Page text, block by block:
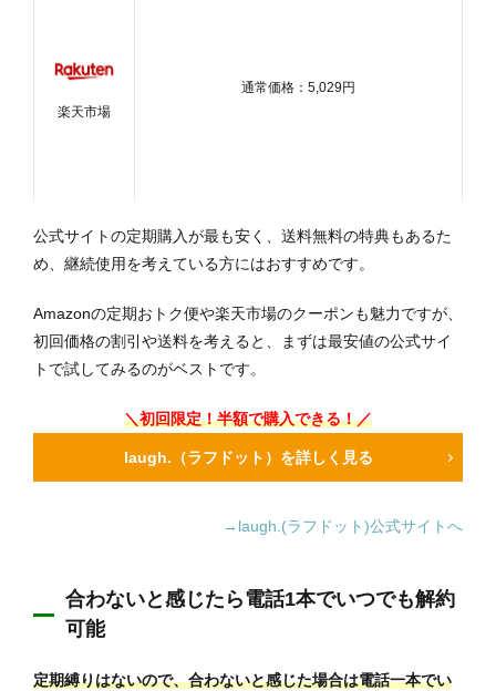
楽天市場
通常価格：5,029円
公式サイトの定期購入が最も安く、送料無料の特典もあるた
め、継続使用を考えている方にはおすすめです。
Amazonの定期おトク便や楽天市場のクーポンも魅力ですが、
初回価格の割引や送料を考えると、まずは最安値の公式サイ
トで試してみるのがベストです。
＼初回限定！半額で購入できる！／
laugh.（ラフドット）を詳しく見る
→laugh.(ラフドット)公式サイトへ
合わないと感じたら電話1本でいつでも解約
可能
定期縛りはないので、合わないと感じた場合は電話一本でい